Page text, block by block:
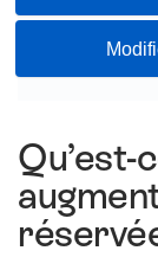
Qu’est-